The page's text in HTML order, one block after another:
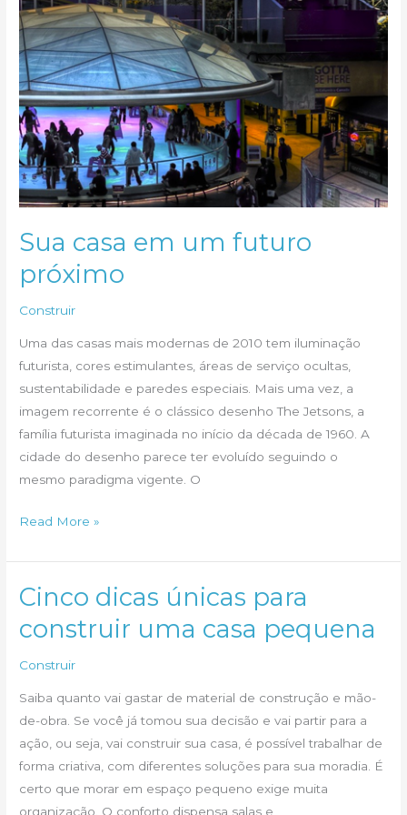
Sua casa em um futuro
próximo
Construir
Uma das casas mais modernas de 2010 tem iluminação
futurista, cores estimulantes, áreas de serviço ocultas,
sustentabilidade e paredes especiais. Mais uma vez, a
imagem recorrente é o clássico desenho The Jetsons, a
família futurista imaginada no início da década de 1960. A
cidade do desenho parece ter evoluído seguindo o
mesmo paradigma vigente. O
Sua
em
um
futuro
próximo
Read More »
Cinco dicas únicas para
construir uma casa pequena
Construir
Saiba quanto vai gastar de material de construção e mão-
de-obra. Se você já tomou sua decisão e vai partir para a
ação, ou seja, vai construir sua casa, é possível trabalhar de
forma criativa, com diferentes soluções para sua moradia. É
certo que morar em espaço pequeno exige muita
organização. O conforto dispensa salas e